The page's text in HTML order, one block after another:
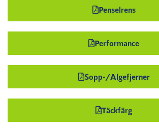
Penselrens
Performance
Sopp-/Algefjerner
Täckfärg